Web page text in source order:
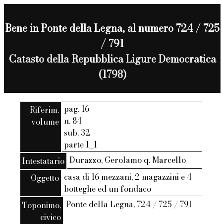
Bene in Ponte della Legna, al numero 724 / 725
/ 791
Catasto della Repubblica Ligure Democratica
(1798)
Riferim.
volume
pag. 16
n. 84
sub. 32
parte 1_1
Intestatario Durazzo, Gerolamo q. Marcello
Oggetto casa di 16 mezzani, 2 magazzini e 4
botteghe ed un fondaco
Toponimo,
civico
Ponte della Legna, 724 / 725 / 791